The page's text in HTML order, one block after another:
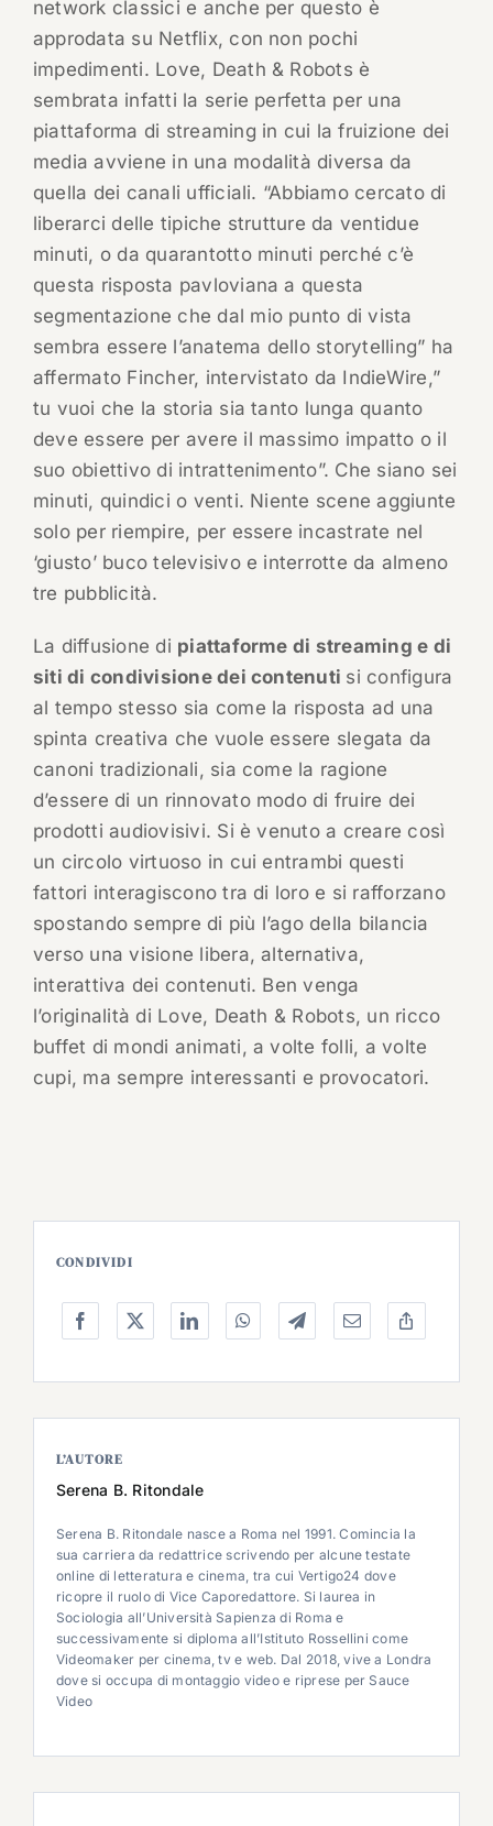
network classici e anche per questo è
approdata su Netflix, con non pochi
impedimenti. Love, Death & Robots è
sembrata infatti la serie perfetta per una
piattaforma di streaming in cui la fruizione dei
media avviene in una modalità diversa da
quella dei canali ufficiali. “Abbiamo cercato di
liberarci delle tipiche strutture da ventidue
minuti, o da quarantotto minuti perché c’è
questa risposta pavloviana a questa
segmentazione che dal mio punto di vista
sembra essere l’anatema dello storytelling” ha
affermato Fincher, intervistato da IndieWire,”
tu vuoi che la storia sia tanto lunga quanto
deve essere per avere il massimo impatto o il
suo obiettivo di intrattenimento”. Che siano sei
minuti, quindici o venti. Niente scene aggiunte
solo per riempire, per essere incastrate nel
‘giusto’ buco televisivo e interrotte da almeno
tre pubblicità.
La diffusione di piattaforme di streaming e di
siti di condivisione dei contenuti si configura
al tempo stesso sia come la risposta ad una
spinta creativa che vuole essere slegata da
canoni tradizionali, sia come la ragione
d’essere di un rinnovato modo di fruire dei
prodotti audiovisivi. Si è venuto a creare così
un circolo virtuoso in cui entrambi questi
fattori interagiscono tra di loro e si rafforzano
spostando sempre di più l’ago della bilancia
verso una visione libera, alternativa,
interattiva dei contenuti. Ben venga
l’originalità di Love, Death & Robots, un ricco
buffet di mondi animati, a volte folli, a volte
cupi, ma sempre interessanti e provocatori.
CONDIVIDI
L’AUTORE
Serena B. Ritondale
Serena B. Ritondale nasce a Roma nel 1991. Comincia la
sua carriera da redattrice scrivendo per alcune testate
online di letteratura e cinema, tra cui Vertigo24 dove
ricopre il ruolo di Vice Caporedattore. Si laurea in
Sociologia all’Università Sapienza di Roma e
successivamente si diploma all’Istituto Rossellini come
Videomaker per cinema, tv e web. Dal 2018, vive a Londra
dove si occupa di montaggio video e riprese per Sauce
Video